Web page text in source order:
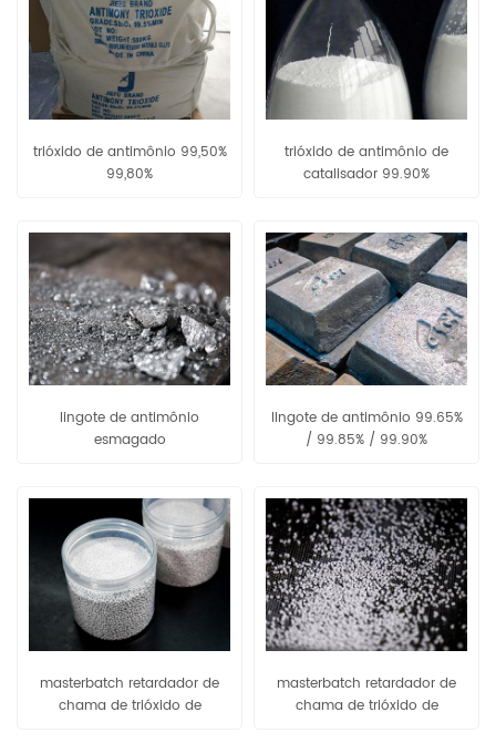
trióxido de antimônio 99,50%
99,80%
trióxido de antimônio de
catalisador 99.90%
lingote de antimônio
esmagado
lingote de antimônio 99.65%
/ 99.85% / 99.90%
masterbatch retardador de
chama de trióxido de
masterbatch retardador de
chama de trióxido de